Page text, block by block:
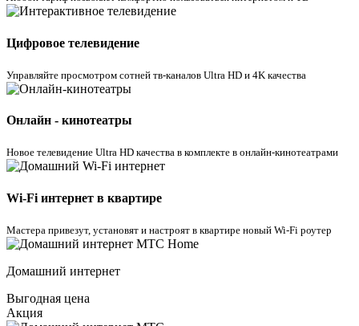
Цифровое телевидение
Управляйте просмотром cотней тв-каналов Ultra HD и 4K качества
Онлайн - кинотеатры
Новое телевидение Ultra HD качества в комплекте в онлайн-кинотеатрами
Wi-Fi интернет в квартире
Мастера привезут, установят и настроят в квартире новый Wi-Fi роутер
Домашний интернет
Выгодная цена
Акция